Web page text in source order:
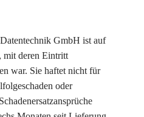
GmbH ist auf
mit deren Eintritt
war. Sie haftet nicht für
oder